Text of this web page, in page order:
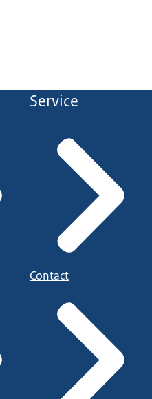
Service
Contact